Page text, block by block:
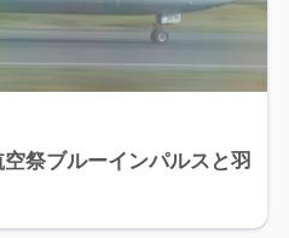
祭ブルーインパルスと羽